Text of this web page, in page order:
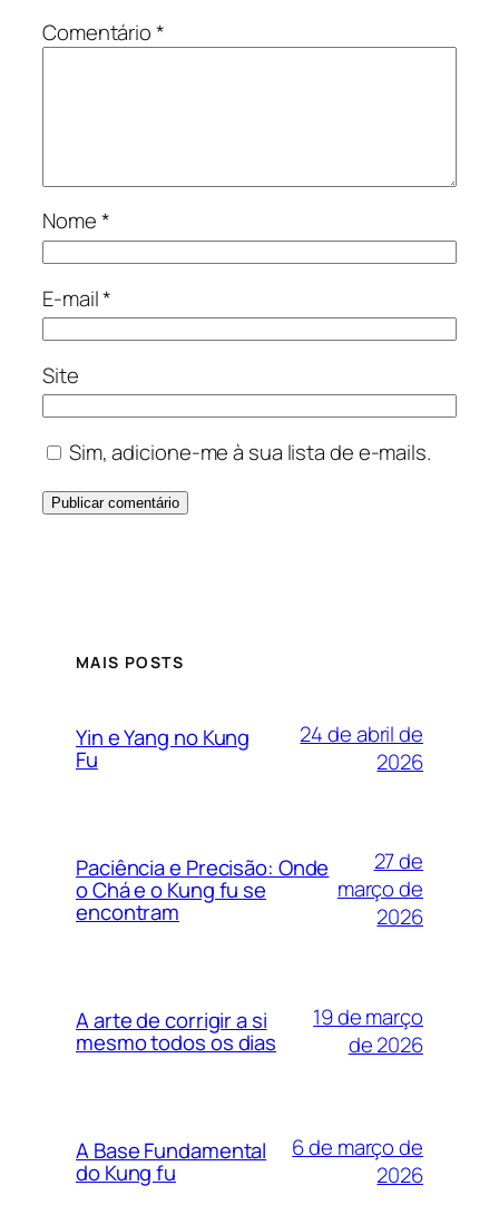
Comentário*
Nome*
E-mail*
Site
Sim, adicione-me à sua lista de e-mails.
MAIS POSTS
Yin e Yang no Kung
Fu
24 de abril de
2026
Paciência e Precisão: Onde
o Chá e o Kung fu se
encontram
27 de
março de
2026
A arte de corrigir a si
mesmo todos os dias
19 de março
de 2026
A Base Fundamental
do Kung fu
6 de março de
2026